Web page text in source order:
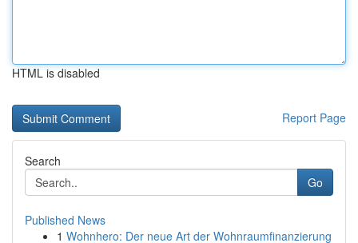
HTML is disabled
Report Page
Search
Go
Published News
1 Wohnhero: Der neue Art der Wohnraumfinanzierung